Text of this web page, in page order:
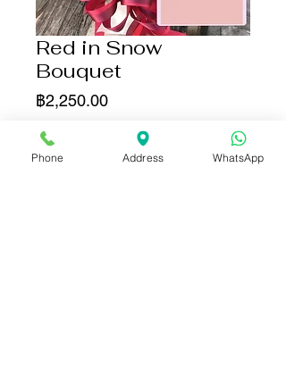
Red in Snow
Bouquet
฿2,250.00ราคา
เพิ่มลงในรถเข็น
Phone Address WhatsApp